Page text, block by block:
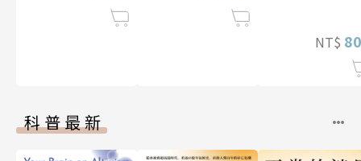
NT$
科普最新